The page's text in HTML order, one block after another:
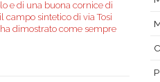
e di una buona cornice di
campo sintetico di via Tosi
dimostrato come sempre